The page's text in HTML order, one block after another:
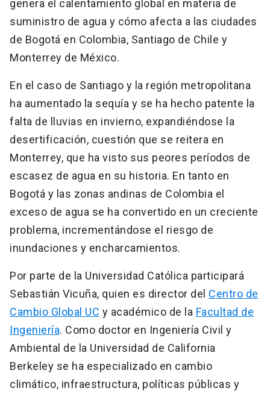
genera el calentamiento global en materia de
suministro de agua y cómo afecta a las ciudades
de Bogotá en Colombia, Santiago de Chile y
Monterrey de México.
En el caso de Santiago y la región metropolitana
ha aumentado la sequía y se ha hecho patente la
falta de lluvias en invierno, expandiéndose la
desertificación, cuestión que se reitera en
Monterrey, que ha visto sus peores períodos de
escasez de agua en su historia. En tanto en
Bogotá y las zonas andinas de Colombia el
exceso de agua se ha convertido en un creciente
problema, incrementándose el riesgo de
inundaciones y encharcamientos.
Por parte de la Universidad Católica participará
Sebastián Vicuña, quien es director del Centro de
Cambio Global UC y académico de la Facultad de
Ingeniería. Como doctor en Ingeniería Civil y
Ambiental de la Universidad de California
Berkeley se ha especializado en cambio
climático, infraestructura, políticas públicas y